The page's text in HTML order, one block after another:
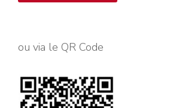
ou via le QR Code